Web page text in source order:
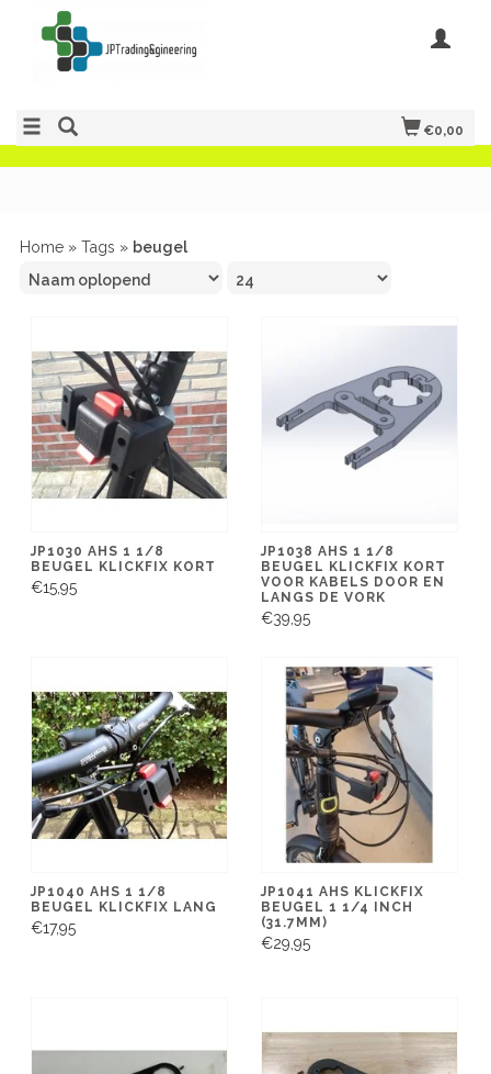
€0,00
Home » Tags » beugel
JP1030 AHS 1 1/8
BEUGEL KLICKFIX KORT
€15,95
JP1038 AHS 1 1/8
BEUGEL KLICKFIX KORT
VOOR KABELS DOOR EN
LANGS DE VORK
€39,95
JP1040 AHS 1 1/8
BEUGEL KLICKFIX LANG
€17,95
JP1041 AHS KLICKFIX
BEUGEL 1 1/4 INCH
(31.7MM)
€29,95